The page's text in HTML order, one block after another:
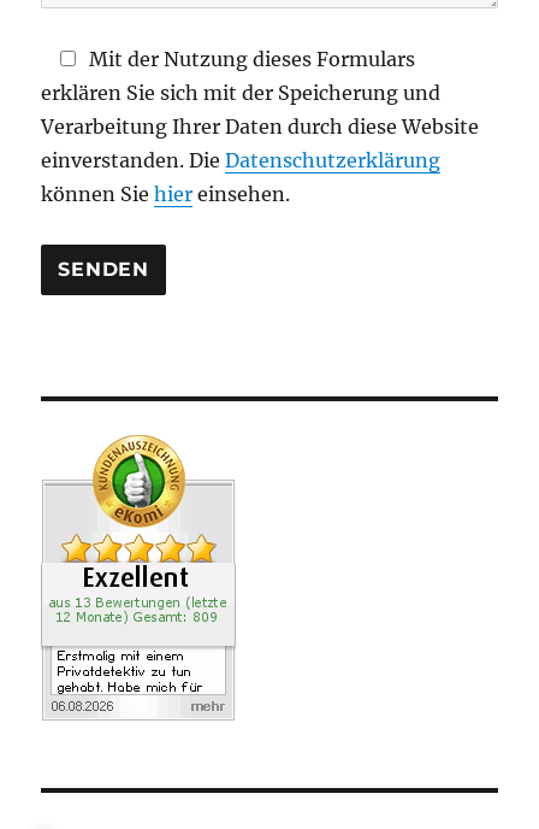
l
e
e
r
Mit der Nutzung dieses Formulars
erklären Sie sich mit der Speicherung und
Verarbeitung Ihrer Daten durch diese Website
einverstanden. DieDatenschutzerklärung
können Siehier einsehen.